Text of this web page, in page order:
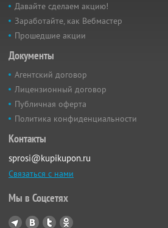
Давайте сделаем акцию!
Заработайте, как Вебмастер
Прошедшие акции
Документы
Агентский договор
Лицензионный договор
Публичная оферта
Политика конфиденциальности
Контакты
sprosi@kupikupon.ru
Связаться с нами
Мы в Соцсетях